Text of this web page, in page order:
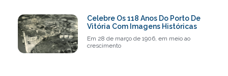
Celebre Os 118 Anos Do Porto De
Vitória Com Imagens Históricas
Em 28 de março de 1906, em meio ao
crescimento